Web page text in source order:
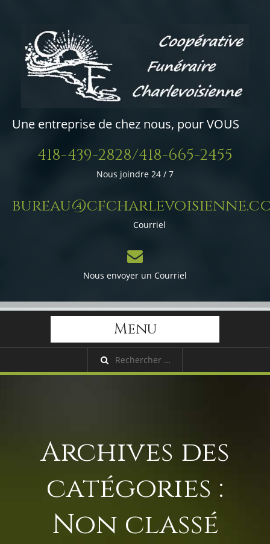
Une entreprise de chez nous, pour VOUS
418-439-2828/418-665-2455
Nous joindre 24 / 7
Courriel
Nous envoyer un Courriel
Menu
Archives des
catégories :
Non classé